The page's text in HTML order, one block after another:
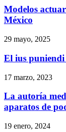
Modelos
México
29 mayo, 2025
El ius puniendi
17 marzo, 2023
La autoría
aparatos de
19 enero, 2024